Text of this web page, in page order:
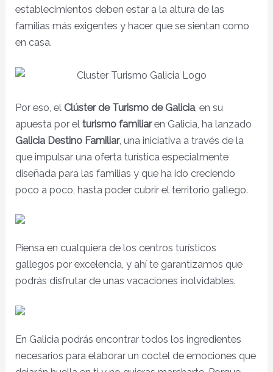
establecimientos deben estar a la altura de las
familias más exigentes y hacer que se sientan como
en casa.
Por eso, elClúster de Turismo de Galicia, en su
apuesta por elturismo familiaren Galicia, ha lanzado
Galicia Destino Familiar, una iniciativa a través de la
que impulsar una oferta turística especialmente
diseñada para las familias y que ha ido creciendo
poco a poco, hasta poder cubrir el territorio gallego.
Piensa en cualquiera de los centros turísticos
gallegos por excelencia, y ahí te garantizamos que
podrás disfrutar de unas vacaciones inolvidables.
En Galicia podrás encontrar todos los ingredientes
necesarios para elaborar un coctel de emociones que